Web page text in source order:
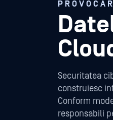
Securitatea
construiesc
Conform
responsabili